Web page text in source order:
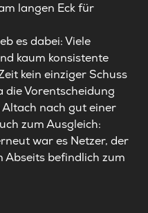
langen Eck für
es dabei: Viele
kaum konsistente
kein einziger Schuss
die Vorentscheidung
nach gut einer
zum Ausgleich:
war es Netzer, der
Abseits befindlich zum